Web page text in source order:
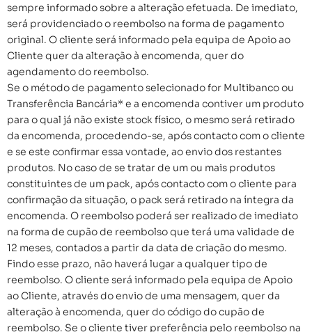
sempre informado sobre a alteração efetuada. De imediato,
será providenciado o reembolso na forma de pagamento
original. O cliente será informado pela equipa de Apoio ao
Cliente quer da alteração à encomenda, quer do
agendamento do reembolso.
Se o método de pagamento selecionado for Multibanco ou
Transferência Bancária* e a encomenda contiver um produto
para o qual já não existe stock físico, o mesmo será retirado
da encomenda, procedendo-se, após contacto com o cliente
e se este confirmar essa vontade, ao envio dos restantes
produtos. No caso de se tratar de um ou mais produtos
constituintes de um pack, após contacto com o cliente para
confirmação da situação, o pack será retirado na íntegra da
encomenda. O reembolso poderá ser realizado de imediato
na forma de cupão de reembolso que terá uma validade de
12 meses, contados a partir da data de criação do mesmo.
Findo esse prazo, não haverá lugar a qualquer tipo de
reembolso. O cliente será informado pela equipa de Apoio
ao Cliente, através do envio de uma mensagem, quer da
alteração à encomenda, quer do código do cupão de
reembolso. Se o cliente tiver preferência pelo reembolso na